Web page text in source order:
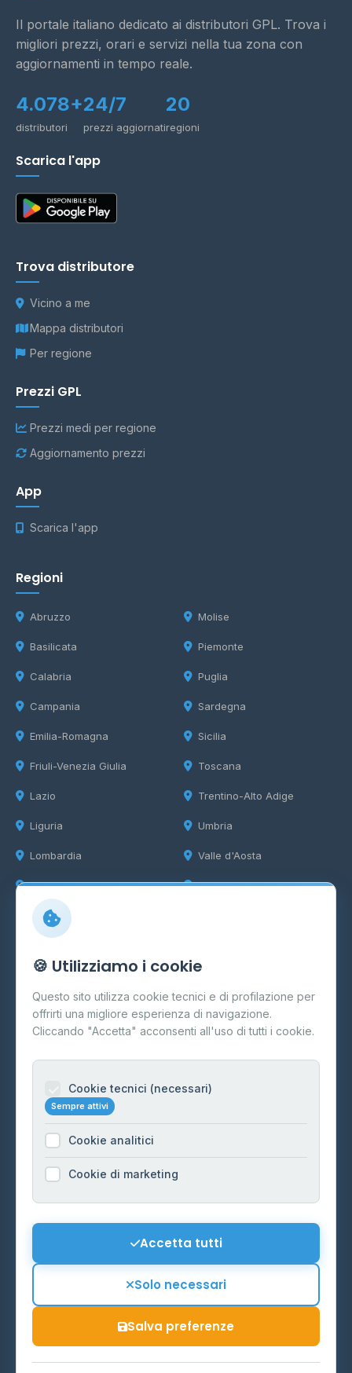
Il portale italiano dedicato ai distributori GPL. Trova i
migliori prezzi, orari e servizi nella tua zona con
aggiornamenti in tempo reale.
4.078+
distributori
24/7
prezzi aggiornati
20
regioni
Scarica l'app
Trova distributore
Vicino a me
Mappa distributori
Per regione
Prezzi GPL
Prezzi medi per regione
Aggiornamento prezzi
App
Scarica l'app
Regioni
Abruzzo
Basilicata
Calabria
Campania
Emilia-Romagna
Friuli-Venezia Giulia
Lazio
Liguria
Lombardia
Marche
Molise
Piemonte
Puglia
Sardegna
Sicilia
Toscana
Trentino-Alto Adige
Umbria
Valle d'Aosta
Veneto
Info
Cos'è il GPL
FAQ
Contatti
Informazioni legali
Cookie Policy
Preferenze Cookie
Mappa del sito
🍪 Utilizziamo i cookie
Questo sito utilizza cookie tecnici e di profilazione per
offrirti una migliore esperienza di navigazione.
Cliccando "Accetta" acconsenti all'uso di tutti i cookie.
Cookie tecnici (necessari)
Sempre attivi
Cookie analitici
Cookie di marketing
Accetta tutti
Solo necessari
Salva preferenze